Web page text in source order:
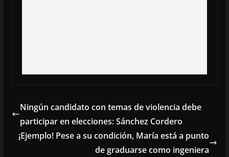
Ningún candidato con temas de violencia debe
participar en elecciones: Sánchez Cordero
¡Ejemplo! Pese a su condición, María está a punto
de graduarse como ingeniera